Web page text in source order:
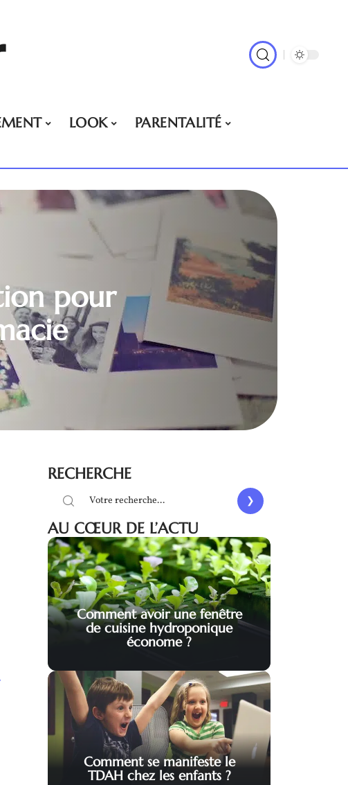
LOOK
PARENTALITÉ
pour
RECHERCHE
AU CŒUR DE L’ACTU
Comment avoir une fenêtre
de cuisine hydroponique
économe ?
Comment se manifeste le
TDAH chez les enfants ?